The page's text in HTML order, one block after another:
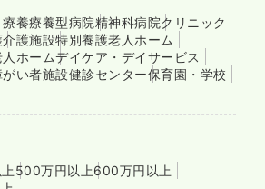
療養療養型病院精神科病院クリニック
介護施設特別養護老人ホーム
ホームデイケア・デイサービス
がい者施設健診センター保育園・学校
500万円以上600万円以上